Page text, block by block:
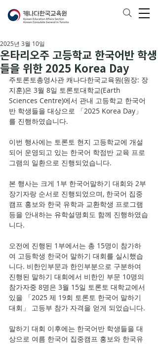
온타리오주 고등학교 한국어반 학생
들을 위한 2025 Korea Day
2025년 3월 10일
주토론토총영사관 캐나다한국교육원(원장: 장
지훈)은 3월 8일 토론토대학교(Earth
Sciences Centre)에서 관내 고등학교 한국어
반 학생들을 대상으로 「2025 Korea Day」
를 진행하였습니다.
이번 행사에는 토론토 현지 고등학교에 개설
되어 운영되고 있는 한국어 학점반 교육 프로
그램의 일환으로 진행되었습니다.
본 행사는 크게 1부 한국어말하기 대회와 2부
장기자랑 순서로 진행되었으며, 한국어 집중
캠프 홍보와 한국 유학과 교환학생 프로그램
등을 안내하는 유학설명회도 함께 진행하였습
니다.
오전에 진행된 1부에서는 총 15명이 참가하
여 고등학생 한국어 말하기 대회를 실시했습
니다. 비한인부문과 한인부분으로 구분하여
진행된 말하기 대회에서 비한인 부문 10명의
참가자중 8명은 3월 15일 토론토 대학교에서
있을 「2025 제 19회 토론토 한국어 말하기
대회」 고등부 참가 자격을 얻게 되었습니다.
말하기 대회 이후에는 한국어반 학생들을 대
상으로 여름 한국어 집중캠프 홍보와 한국유